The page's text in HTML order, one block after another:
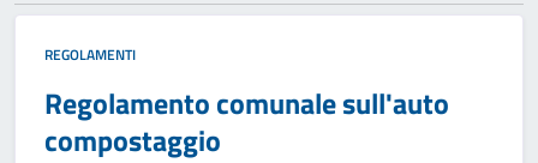
REGOLAMENTI
Regolamento comunale sull'auto
compostaggio